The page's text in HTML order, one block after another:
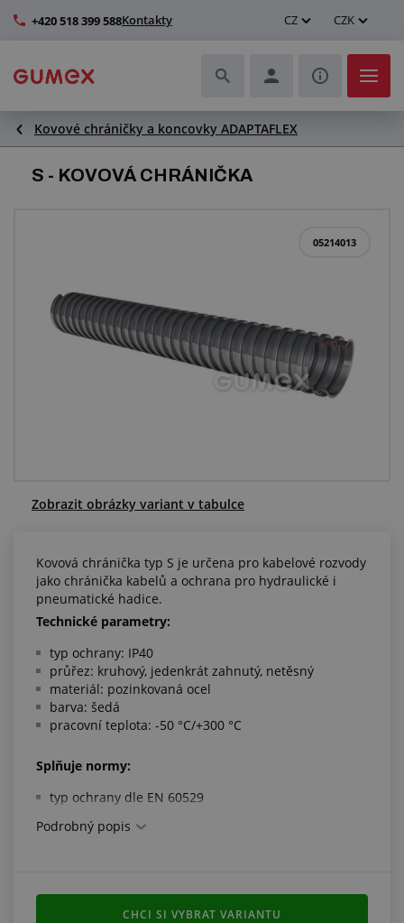
+420 518 399 588Kontakty CZ CZK
Hadice a jejich kompletace
Profily a výroba těsnění
Zlepšení pracovního prostředí
Další pryžové a plastové výrobky
O nás a kariéra
Kovové chráničky a koncovky ADAPTAFLEX
S - KOVOVÁ CHRÁNIČKA
05214013
Zobrazit obrázky variant v tabulce
Kovová chránička typ S je určena pro kabelové rozvody
jako chránička kabelů a ochrana pro hydraulické i
pneumatické hadice.
Technické parametry:
typ ochrany: IP40
průřez: kruhový, jedenkrát zahnutý, netěsný
materiál: pozinkovaná ocel
barva: šedá
pracovní teplota: -50 °C/+300 °C
Splňuje normy:
typ ochrany dle EN 60529
Podrobný popis
CHCI SI VYBRAT VARIANTU